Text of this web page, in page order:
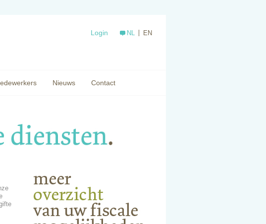
Login NL EN
Nieuws Contact